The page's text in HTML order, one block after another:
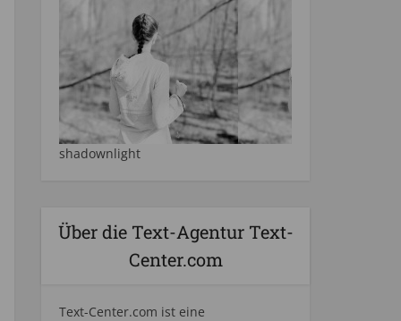
shadownlight
Über die Text-Agentur Text-
Center.com
Text-Center.com ist eine